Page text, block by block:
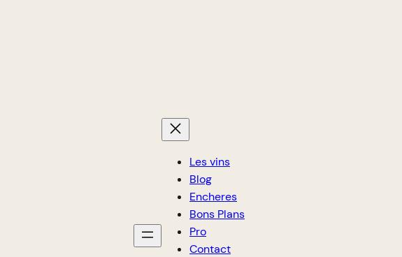
Les vins
Blog
Encheres
Bons Plans
Pro
Contact